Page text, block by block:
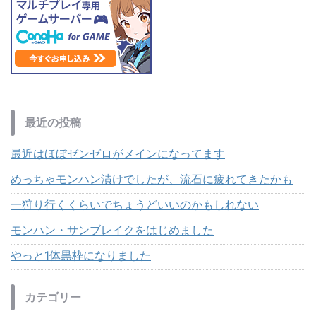
最近の投稿
最近はほぼゼンゼロがメインになってます
めっちゃモンハン漬けでしたが、流石に疲れてきたかも
一狩り行くくらいでちょうどいいのかもしれない
モンハン・サンブレイクをはじめました
やっと1体黒枠になりました
カテゴリー